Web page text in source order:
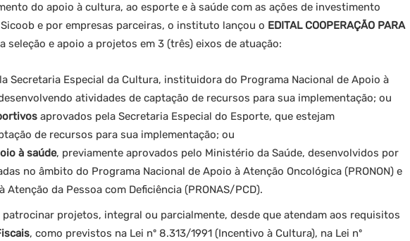
do apoio à cultura, ao esporte e à saúde com as ações de investimento
e por empresas parceiras, o instituto lançou o EDITAL COOPERAÇÃO PARA
seleção e apoio a projetos em 3 (três) eixos de atuação:
Secretaria Especial da Cultura, instituidora do Programa Nacional de Apoio à
atividades de captação de recursos para sua implementação; ou
aprovados pela Secretaria Especial do Esporte, que estejam
de recursos para sua implementação; ou
à saúde, previamente aprovados pelo Ministério da Saúde, desenvolvidos por
no âmbito do Programa Nacional de Apoio à Atenção Oncológica (PRONON) e
da Pessoa com Deficiência (PRONAS/PCD).
projetos, integral ou parcialmente, desde que atendam aos requisitos
, como previstos na Lei nº 8.313/1991 (Incentivo à Cultura), na Lei nº